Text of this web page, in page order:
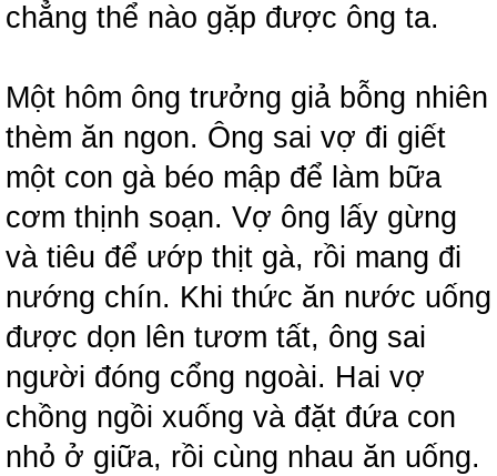
chẳng thể nào gặp được ông ta.
Một hôm ông trưởng giả bỗng nhiên
thèm ăn ngon. Ông sai vợ đi giết
một con gà béo mập để làm bữa
cơm thịnh soạn. Vợ ông lấy gừng
và tiêu để ướp thịt gà, rồi mang đi
nướng chín. Khi thức ăn nước uống
được dọn lên tươm tất, ông sai
người đóng cổng ngoài. Hai vợ
chồng ngồi xuống và đặt đứa con
nhỏ ở giữa, rồi cùng nhau ăn uống.